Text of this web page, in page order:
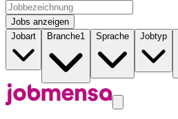
Jobs anzeigen
Jobart
Branche1 Sprache Jobtyp